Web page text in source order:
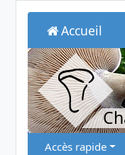
Accueil
Accès rapide